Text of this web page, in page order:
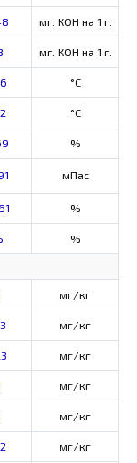
мг. КОН на 1 г.
мг. КОН на 1 г.
°C
°C
%
мПас
%
%
мг/кг
мг/кг
мг/кг
мг/кг
мг/кг
мг/кг